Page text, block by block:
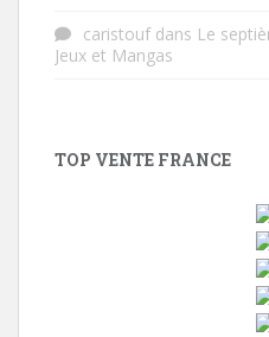
caristoufdans Le
Jeux et Mangas
TOP VENTE FRANCE